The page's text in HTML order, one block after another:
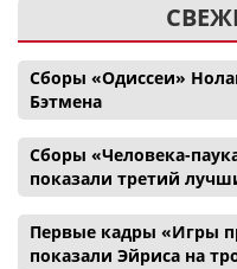
Сборы «Одиссеи»
Бэтмена
Сборы «Человека-
показали третий
Первые кадры «Игры
показали Эйриса на